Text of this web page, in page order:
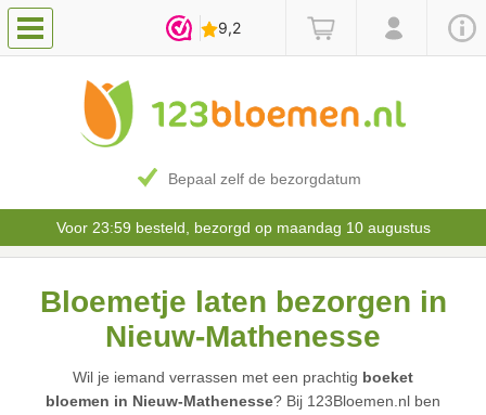
Bepaal zelf de bezorgdatum
Voor 23:59 besteld, bezorgd op maandag 10 augustus
Bloemetje laten bezorgen in
Nieuw-Mathenesse
Wil je iemand verrassen met een prachtig boeket
bloemen in Nieuw-Mathenesse? Bij 123Bloemen.nl ben